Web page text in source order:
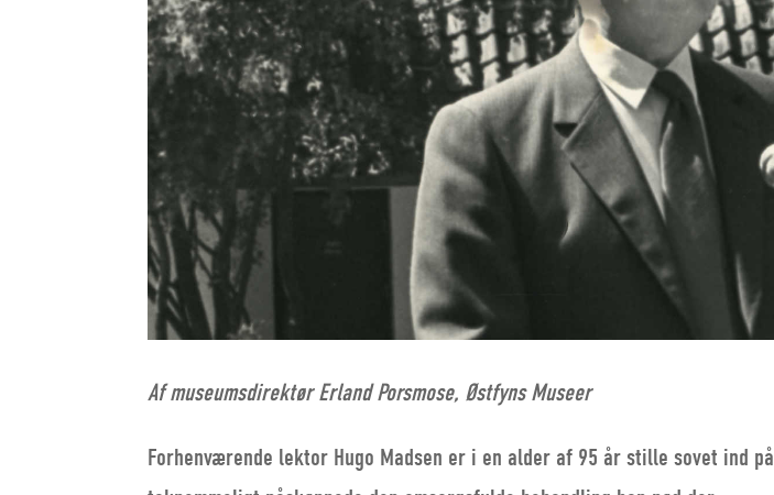
Af museumsdirektør Erland Porsmose, Østfyns Museer
Forhenværende lektor Hugo Madsen er i en alder af 95 år stille sovet ind